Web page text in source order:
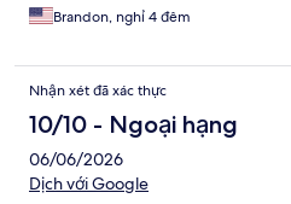
Brandon, nghỉ 4 đêm
Nhận xét đã xác thực
10/10 - Ngoại hạng
06/06/2026
Dịch với Google